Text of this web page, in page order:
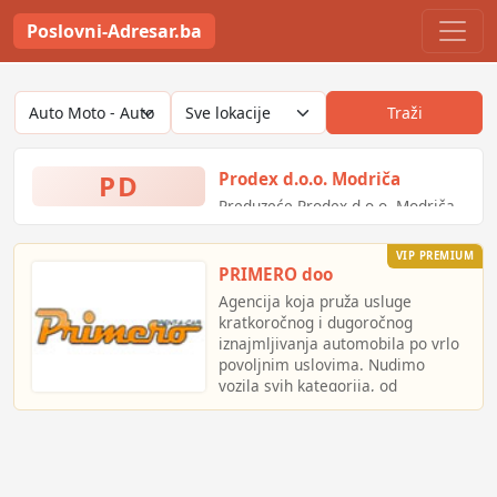
Poslovni-Adresar.ba
Traži
PD Prodex d.o.o. Modriča
Preduzeće Prodex d.o.o. Modriča
mogućnost cjelokupnog
rješavanja široke palete
problema vezanih za industriju i
industrijeske potrebe.
U ponudi industrijske opreme,
nalazi se paleta najpoznatijih
svjetskih firmi kao što su:
VIP PREMIUM
PRIMERO doo
Agencija koja pruža usluge
kratkoročnog i dugoročnog
iznajmljivanja automobila po vrlo
povoljnim uslovima. Nudimo
vozila svih kategorija, od
najmanjeg automobila Hyundai